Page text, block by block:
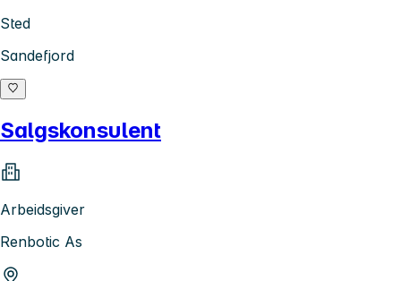
Sted
Sandefjord
Salgskonsulent
Arbeidsgiver
Renbotic As